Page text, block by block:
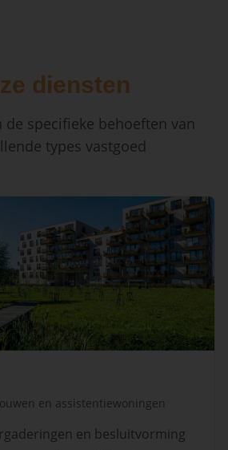
diensten
de specifieke behoeften van
types vastgoed
en assistentiewoningen
en besluitvorming